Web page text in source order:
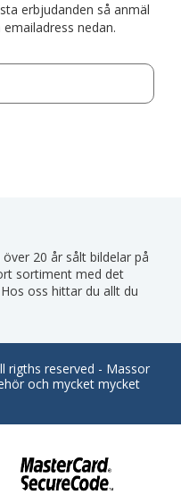
erbjudanden så anmäl
nedan.
20 år sålt bildelar på
sortiment med det
oss hittar du allt du
rigths reserved - Massor
och mycket mycket